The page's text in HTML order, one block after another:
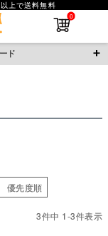
上で送料無料
0
ド
ラッシュガード
イド
優先度順
3件中 1-3件表示